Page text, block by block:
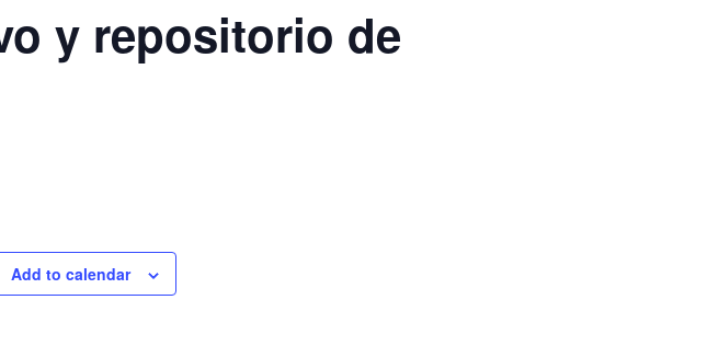
y repositorio de
Add to calendar